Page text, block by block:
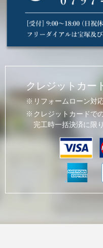
クレジットカー
リフォームローン対
クレジットカードで
完工時一括決済に限